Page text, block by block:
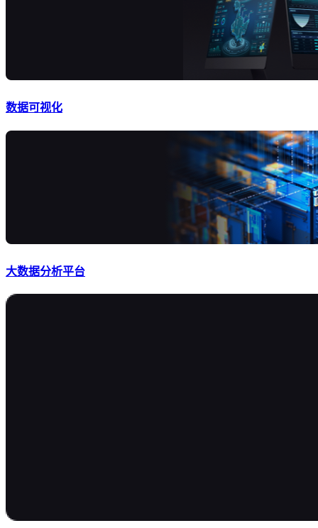
数据可视化
大数据分析平台